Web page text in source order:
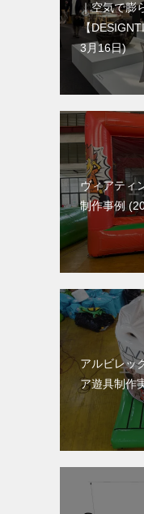
｜空気で膨
【
3月16日
ヴィアティ
制作事例
アルビレッ
ア遊具制作